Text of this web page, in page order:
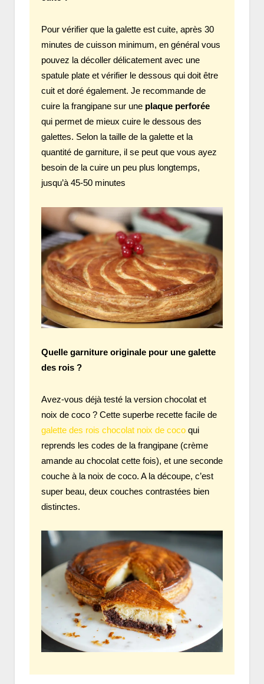
Pour vérifier que la galette est cuite, après 30
minutes de cuisson minimum, en général vous
pouvez la décoller délicatement avec une
spatule plate et vérifier le dessous qui doit être
cuit et doré également. Je recommande de
cuire la frangipane sur une plaque perforée
qui permet de mieux cuire le dessous des
galettes. Selon la taille de la galette et la
quantité de garniture, il se peut que vous ayez
besoin de la cuire un peu plus longtemps,
jusqu’à 45-50 minutes
Quelle garniture originale pour une galette
des rois ?
Avez-vous déjà testé la version chocolat et
noix de coco ? Cette superbe recette facile de
galette des rois chocolat noix de coco qui
reprends les codes de la frangipane (crème
amande au chocolat cette fois), et une seconde
couche à la noix de coco. A la découpe, c’est
super beau, deux couches contrastées bien
distinctes.